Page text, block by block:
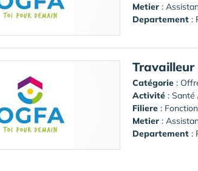
Metier :
Departement :
Travailleur
Catégorie :
Activité : Santé
Filiere :
Metier :
Departement :